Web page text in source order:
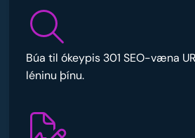
Búa til ókeypis 301 SEO-væna
léninu þínu.